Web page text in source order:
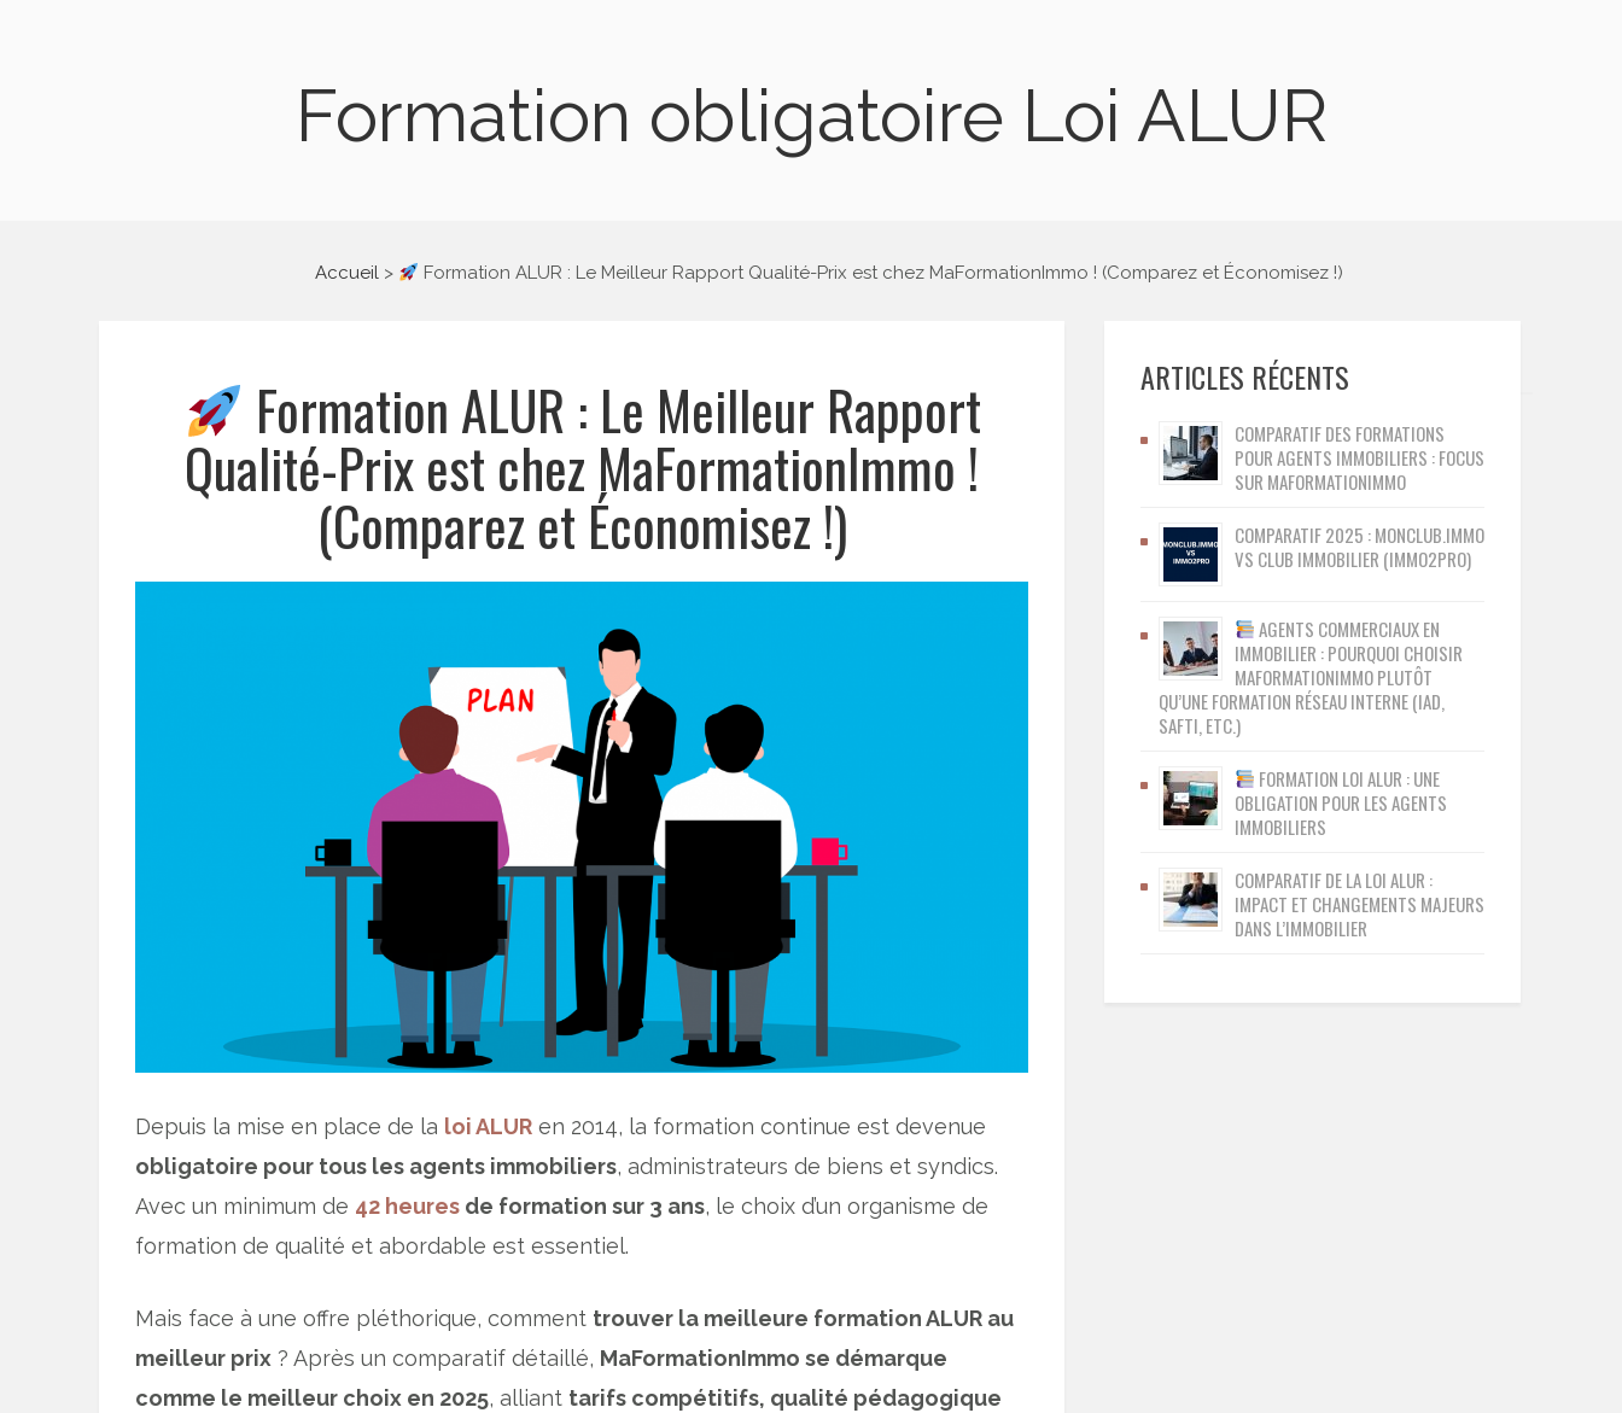
Formation obligatoire Loi ALUR
Accueil Formation ALUR : Le Meilleur Rapport Qualité-Prix est chez MaFormationImmo ! (Comparez et Économisez !)
Formation ALUR : Le Meilleur Rapport
Qualité-Prix est chez MaFormationImmo !
(Comparez et Économisez !)
Depuis la mise en place de la loi ALUR en 2014, la formation continue est devenue
obligatoire pour tous les agents immobiliers, administrateurs de biens et syndics.
Avec un minimum de 42 heures de formation sur 3 ans, le choix d’un organisme de
formation de qualité et abordable est essentiel.
Mais face à une offre pléthorique, comment trouver la meilleure formation ALUR au
meilleur prix ? Après un comparatif détaillé, MaFormationImmo se démarque
comme le meilleur choix en 2025, alliant tarifs compétitifs, qualité pédagogique
ARTICLES RÉCENTS
COMPARATIF DES FORMATIONS
POUR AGENTS IMMOBILIERS : FOCUS
SUR MAFORMATIONIMMO
COMPARATIF 2025 : MONCLUB.IMMO
VS CLUB IMMOBILIER (IMMO2PRO)
AGENTS COMMERCIAUX EN
IMMOBILIER : POURQUOI CHOISIR
MAFORMATIONIMMO PLUTÔT
QU’UNE FORMATION RÉSEAU INTERNE (IAD,
SAFTI, ETC.)
FORMATION LOI ALUR : UNE
OBLIGATION POUR LES AGENTS
IMMOBILIERS
COMPARATIF DE LA LOI ALUR :
IMPACT ET CHANGEMENTS MAJEURS
DANS L’IMMOBILIER